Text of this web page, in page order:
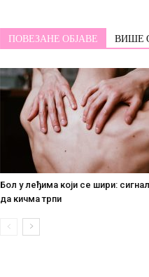
ПОВЕЗАНЕ ОБЈАВЕ ВИШЕ
Бол у леђима који се шири: сигнал
да кичма трпи